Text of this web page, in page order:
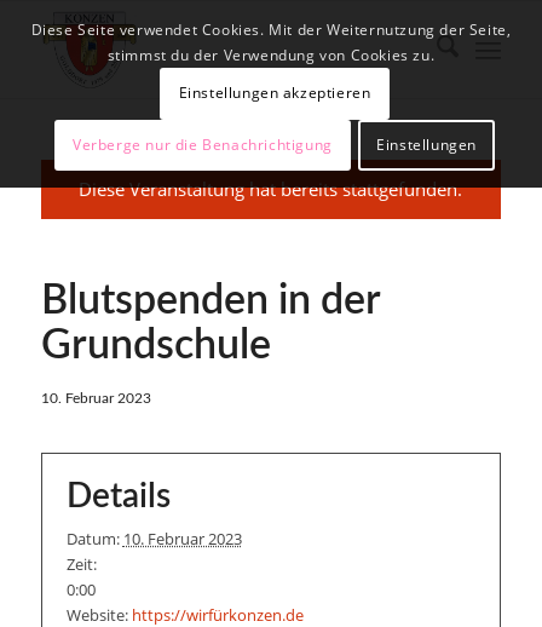
Diese Veranstaltung hat bereits stattgefunden.
Blutspenden in der
Grundschule
10. Februar 2023
Details
Datum: 10. Februar 2023
Zeit:
0:00
Website: https://wirfürkonzen.de
Diese Seite verwendet Cookies. Mit der Weiternutzung der Seite,
stimmst du der Verwendung von Cookies zu.
Einstellungen akzeptieren
Verberge nur die Benachrichtigung Einstellungen